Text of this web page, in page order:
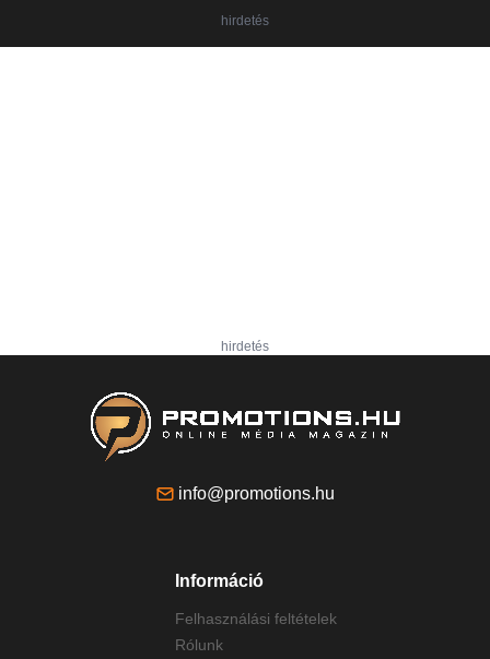
hirdetés
hirdetés
info@promotions.hu
Információ
Felhasználási feltételek
Rólunk